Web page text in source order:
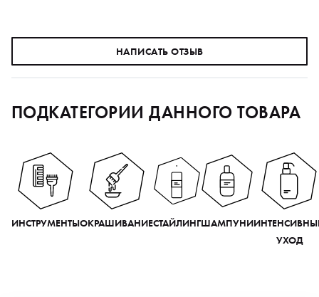
НАПИСАТЬ ОТЗЫВ
ПОДКАТЕГОРИИ ДАННОГО ТОВАРА
ИНСТРУМЕНТЫОКРАШИВАНИЕСТАЙЛИНГШАМПУНИ
УХОД